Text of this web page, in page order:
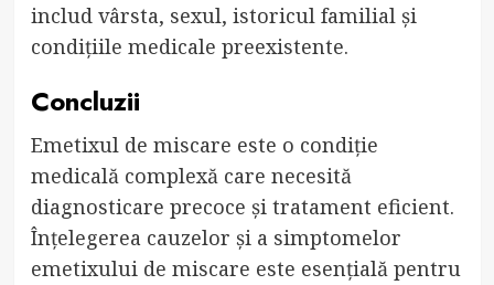
includ vârsta, sexul, istoricul familial și
condițiile medicale preexistente.
Concluzii
Emetixul de miscare este o condiție
medicală complexă care necesită
diagnosticare precoce și tratament eficient.
Înțelegerea cauzelor și a simptomelor
emetixului de miscare este esențială pentru